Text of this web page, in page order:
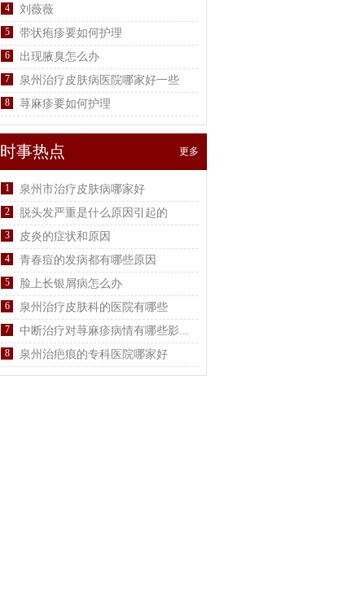
4 刘薇薇
5 带状疱疹要如何护理
6 出现腋臭怎么办
7 泉州治疗皮肤病医院哪家好一些
8 荨麻疹要如何护理
时事热点 更多
1 泉州市治疗皮肤病哪家好
2 脱头发严重是什么原因引起的
3 皮炎的症状和原因
4 青春痘的发病都有哪些原因
5 脸上长银屑病怎么办
6 泉州治疗皮肤科的医院有哪些
7 中断治疗对荨麻疹病情有哪些影...
8 泉州治疤痕的专科医院哪家好